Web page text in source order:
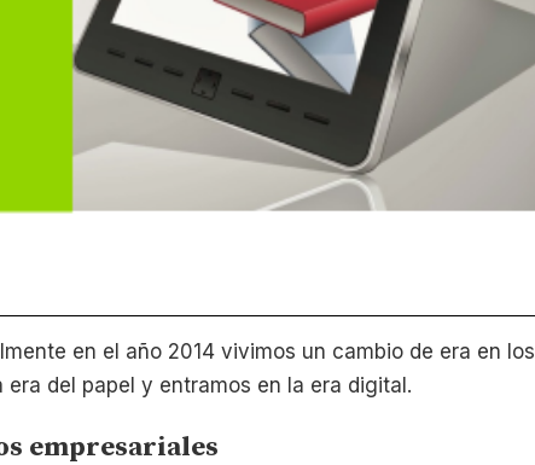
en el año 2014 vivimos un cambio de era en los
del papel y entramos en la era digital.
empresariales